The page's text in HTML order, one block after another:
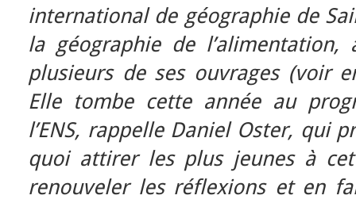
international de géographie de
la géographie de
plusieurs de ses ouvrages (voir
Elle tombe cette année au
l’ENS, rappelle Daniel Oster, qui
quoi attirer les plus jeunes à
renouveler les réflexions et en